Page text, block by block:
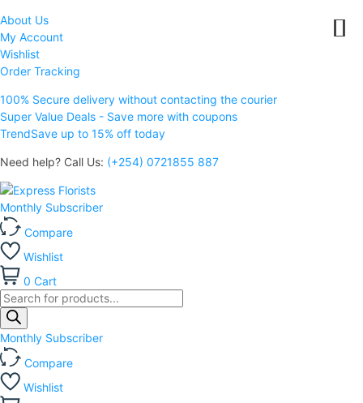
About Us
My Account
Wishlist
Order Tracking
100% Secure delivery without contacting the courier
Super Value Deals - Save more with coupons
TrendSave up to 15% off today
Need help? Call Us: (+254) 0721855 887
Monthly Subscriber
Compare
Wishlist
0 Cart
Products
search
Monthly Subscriber
Compare
Wishlist